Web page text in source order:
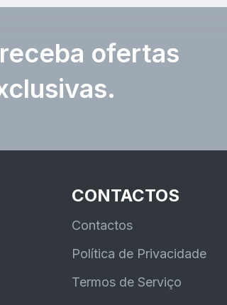
ofertas
CONTACTOS
Contactos
Política de Privacidade
Termos de Serviço